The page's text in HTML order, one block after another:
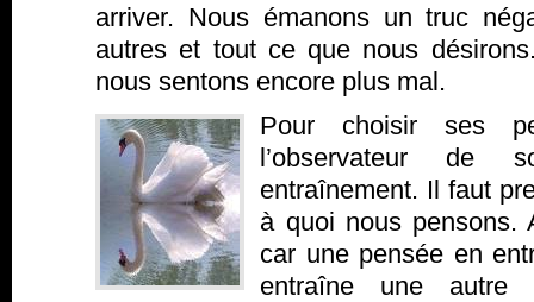
arriver. Nous émanons un truc
autres et tout ce que nous
nous sentons encore plus mal.
Pour choisir ses
l’observateur de
entraînement. Il faut
à quoi nous pensons.
car une pensée en
entraîne une autre